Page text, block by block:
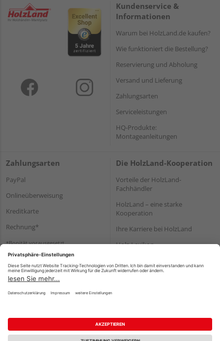
Kundenservice &
Informationen
Warum bei HolzLand.de kaufen?
Wie funktioniert die Bestellung?
Reservierung und Abholung
Versand und Lieferung
Zahlungsarten
Serviceleistungen
HQ-Produkte:
Montageanleitungen
Zahlungsarten
PayPal
Onlineüberweisung
Kreditkarte
Rechnung*
*Bonität vorausgesetzt
Die HolzLand-Kooperation
Vorteile der HolzLand-
Fachhändler
HolzLand – eine starke
Kooperation
Ihre Karriere bei HolzLand
Holz-Lexikon
Impressum Datenschutz
Nutzungsbedingungen
Barrierefreiheitserklärung
Vertrag widerrufen